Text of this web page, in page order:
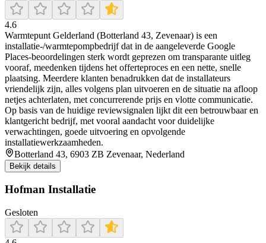
4.6
Warmtepunt Gelderland (Botterland 43, Zevenaar) is een
installatie-/warmtepompbedrijf dat in de aangeleverde Google
Places-beoordelingen sterk wordt geprezen om transparante uitleg
vooraf, meedenken tijdens het offerteproces en een nette, snelle
plaatsing. Meerdere klanten benadrukken dat de installateurs
vriendelijk zijn, alles volgens plan uitvoeren en de situatie na afloop
netjes achterlaten, met concurrerende prijs en vlotte communicatie.
Op basis van de huidige reviewsignalen lijkt dit een betrouwbaar en
klantgericht bedrijf, met vooral aandacht voor duidelijke
verwachtingen, goede uitvoering en opvolgende
installatiewerkzaamheden.
Botterland 43, 6903 ZB Zevenaar, Nederland
Bekijk details
Hofman Installatie
Gesloten